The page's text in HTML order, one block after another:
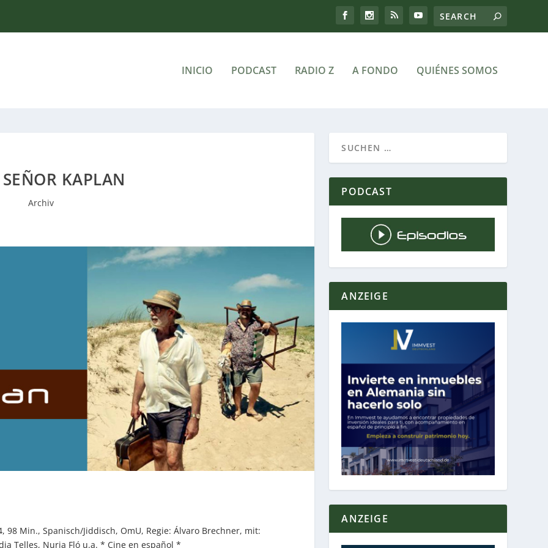
INICIO PODCAST RADIO Z A FONDO QUIÉNES SOMOS
KAPLAN
Archiv
Min., Spanisch/Jiddisch, OmU, Regie: Álvaro Brechner, mit:
Telles, Nuria Fló u.a. * Cine en español *
PODCAST
ANZEIGE
ANZEIGE